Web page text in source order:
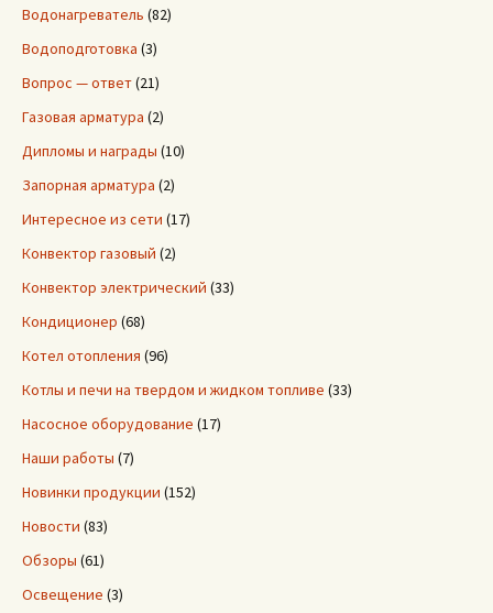
Водонагреватель (82)
Водоподготовка (3)
Вопрос — ответ(21)
Газовая арматура (2)
Дипломы и награды (10)
Запорная арматура (2)
Интересное из сети (17)
Конвектор газовый (2)
Конвектор электрический (33)
Кондиционер (68)
Котел отопления (96)
Котлы и печи на твердом и жидком топливе (33)
Насосное оборудование (17)
Наши работы (7)
Новинки продукции (152)
Новости (83)
Обзоры (61)
Освещение (3)